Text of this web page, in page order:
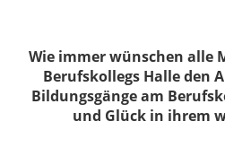
Wie immer wünschen alle
Berufskollegs Halle den
Bildungsgänge am
und Glück in ihrem